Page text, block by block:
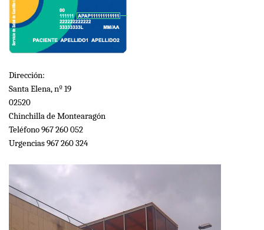
Dirección:
Santa Elena, nº 19
02520
Chinchilla de Montearagón
Teléfono 967 260 052
Urgencias 967 260 324